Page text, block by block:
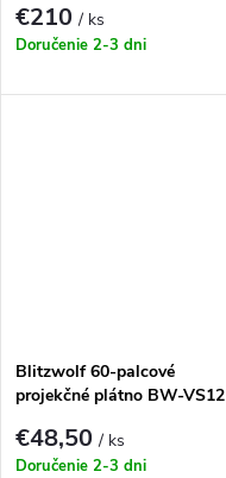
€210/ ks
Doručenie 2-3 dni
Blitzwolf 60-palcové
projekčné plátno BW-VS12
€48,50/ ks
Doručenie 2-3 dni